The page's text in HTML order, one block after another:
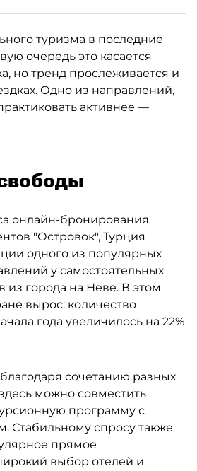
туризма в последние
очередь это касается
но тренд прослеживается и
Одно из направлений,
активнее —
онлайн-бронирования
"Островок", Турция
одного из популярных
у самостоятельных
из города на Неве. В этом
вырос: количество
года увеличилось на 22%
сочетанию разных
можно совместить
программу с
Стабильному спросу также
прямое
выбор отелей и